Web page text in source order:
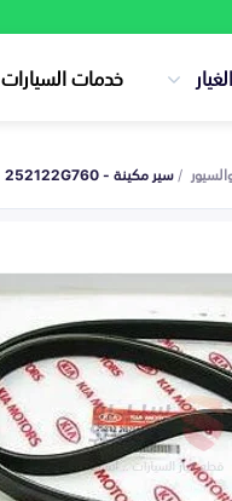
خدمات السيارات
سير مكينة - 252122G760